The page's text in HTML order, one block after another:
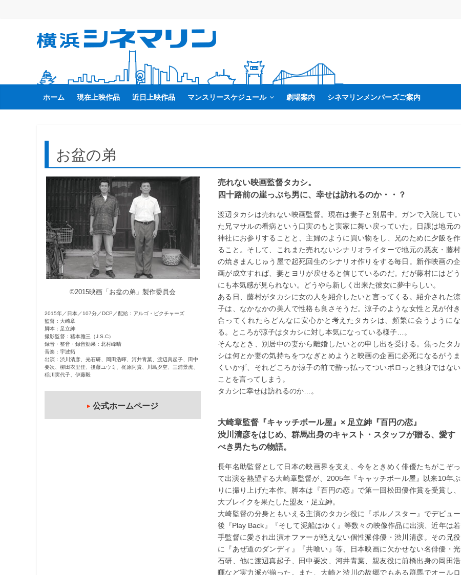
ス
ッ
横
浜
シ
ネ
マ
リ
ン
ホーム 現在上映作品 近日上映作品 マンスリースケジュール 劇場案内 シネマリンメンバーズご案内
お盆の弟
©2015映画「お盆の弟」製作委員会
2015年／日本／107分／DCP／配給：アルゴ・ピクチャーズ
監督：大崎章
脚本：足立紳
撮影監督：猪本雅三（J.S.C）
録音・整音・録音効果：北村峰晴
音楽：宇波拓
出演：渋川清彦、光石研、岡田浩暉、河井青葉、渡辺真起子、田中
要次、柳田衣里佳、後藤ユウミ、梶原阿貴、川島夕空、三浦景虎、
稲川実代子、伊藤毅
公式ホームページ
売れない映画監督タカシ。
四十路前の崖っぷち男に、幸せは訪れるのか・・？
渡辺タカシは売れない映画監督。現在は妻子と別居中。ガンで入院してい
た兄マサルの看病という口実のもと実家に舞い戻っていた。日課は地元の
神社にお参りすることと、主婦のように買い物をし、兄のために夕飯を作
ること。そして、これまた売れないシナリオライターで地元の悪友・藤村
の焼きまんじゅう屋で起死回生のシナリオ作りをする毎日。新作映画の企
画が成立すれば、妻とヨリが戻せると信じているのだ。だが藤村にはどう
にも本気感が見られない。どうやら新しく出来た彼女に夢中らしい。
ある日、藤村がタカシに女の人を紹介したいと言ってくる。紹介された涼
子は、なかなかの美人で性格も良さそうだ。涼子のような女性と兄が付き
合ってくれたらどんなに安心かと考えたタカシは、頻繁に会うようにな
る。ところが涼子はタカシに対し本気になっている様子…。
そんなとき、別居中の妻から離婚したいとの申し出を受ける。焦ったタカ
シは何とか妻の気持ちをつなぎとめようと映画の企画に必死になるがうま
くいかず、それどころか涼子の前で酔っ払ってついポロっと独身ではない
ことを言ってしまう。
タカシに幸せは訪れるのか…。
大崎章監督『キャッチボール屋』× 足立紳『百円の恋』
渋川清彦をはじめ、群馬出身のキャスト・スタッフが贈る、愛す
べき男たちの物語。
長年名助監督として日本の映画界を支え、今をときめく俳優たちがこぞっ
て出演を熱望する大崎章監督が、2005年『キャッチボール屋』以来10年ぶ
りに撮り上げた本作。脚本は『百円の恋』で第一回松田優作賞を受賞し、
大ブレイクを果たした盟友・足立紳。
大崎監督の分身ともいえる主演のタカシ役に『ポルノスター』でデビュー
後『Play Back』『そして泥船はゆく』等数々の映像作品に出演、近年は若
手監督に愛され出演オファーが絶えない個性派俳優・渋川清彦。その兄役
に『あぜ道のダンディ』『共喰い』等、日本映画に欠かせない名俳優・光
石研、他に渡辺真起子、田中要次、河井青葉、親友役に前橋出身の岡田浩
暉など実力派が揃った。また、大崎と渋川の故郷でもある群馬でオールロ